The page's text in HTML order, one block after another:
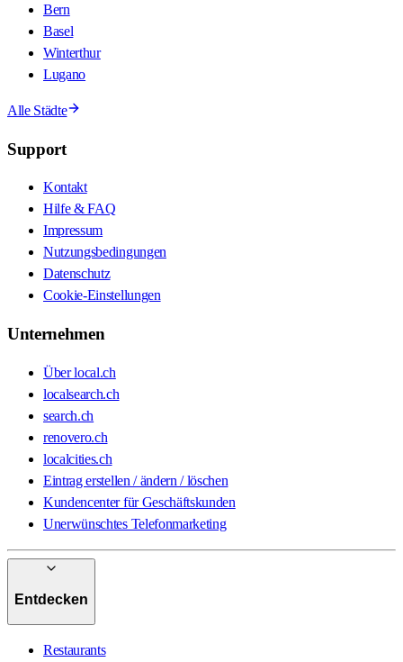
Bern
Basel
Winterthur
Lugano
Alle Städte
Support
Kontakt
Hilfe & FAQ
Impressum
Nutzungsbedingungen
Datenschutz
Cookie-Einstellungen
Unternehmen
Über local.ch
localsearch.ch
search.ch
renovero.ch
localcities.ch
Eintrag erstellen / ändern / löschen
Kundencenter für Geschäftskunden
Unerwünschtes Telefonmarketing
Entdecken
Restaurants